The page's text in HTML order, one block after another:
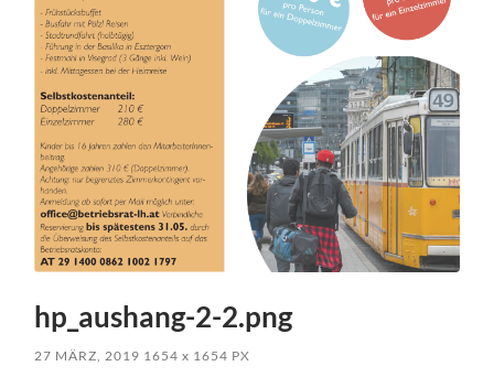
hp_aushang-2-2.png
27 MÄRZ, 2019 1654x 1654 PX